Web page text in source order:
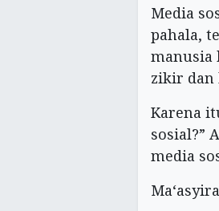
Media
pahala,
manusia
zikir dan
Karena
sosial?”
media